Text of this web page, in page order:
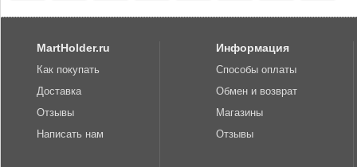
MartHolder.ru
Как покупать
Доставка
Отзывы
Написать нам
Информация
Способы оплаты
Обмен и возврат
Магазины
Отзывы